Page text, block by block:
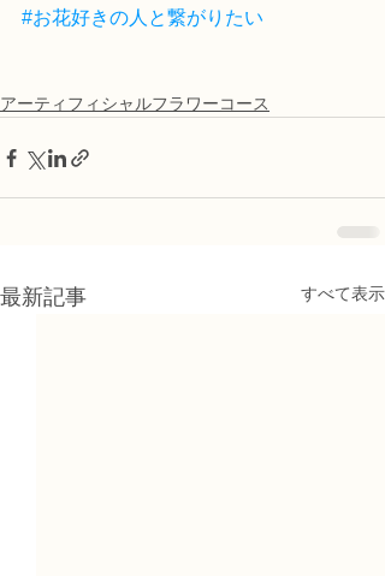
#お花好きの人と繋がりたい
アーティフィシャルフラワーコース
最新記事 すべて表示